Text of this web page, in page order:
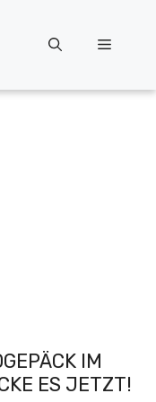
Menü
IM
ES JETZT!